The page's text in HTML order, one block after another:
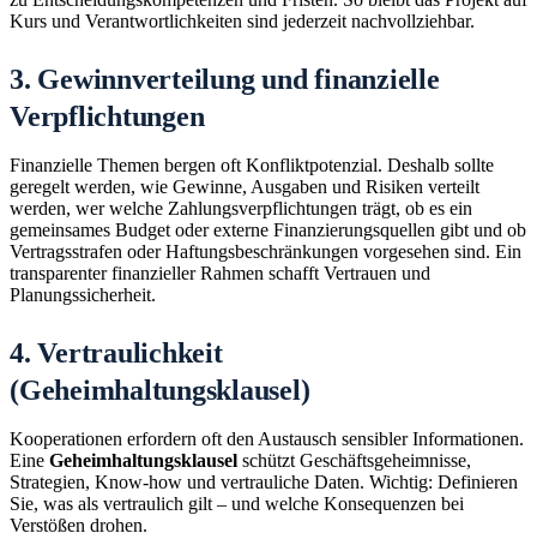
Kurs und Verantwortlichkeiten sind jederzeit nachvollziehbar.
3. Gewinnverteilung und finanzielle
Verpflichtungen
Finanzielle Themen bergen oft Konfliktpotenzial. Deshalb sollte
geregelt werden, wie Gewinne, Ausgaben und Risiken verteilt
werden, wer welche Zahlungsverpflichtungen trägt, ob es ein
gemeinsames Budget oder externe Finanzierungsquellen gibt und ob
Vertragsstrafen oder Haftungsbeschränkungen vorgesehen sind. Ein
transparenter finanzieller Rahmen schafft Vertrauen und
Planungssicherheit.
4. Vertraulichkeit
(Geheimhaltungsklausel)
Kooperationen erfordern oft den Austausch sensibler Informationen.
Eine Geheimhaltungsklausel schützt Geschäftsgeheimnisse,
Strategien, Know-how und vertrauliche Daten. Wichtig: Definieren
Sie, was als vertraulich gilt – und welche Konsequenzen bei
Verstößen drohen.